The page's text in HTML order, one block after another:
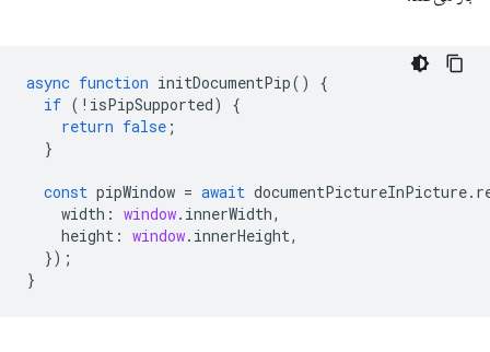
async function initDocumentPip()
{
if ( ! isPipSupported)
{
return false ;
}
const pipWindow = await documentPictureInPicture.
width : window. innerWidth,
height : window. innerHeight,
});
}